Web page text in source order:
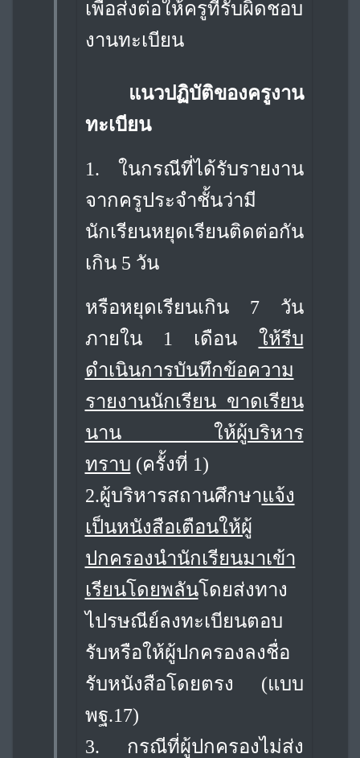
เพื่อส่งต่อให้ครูที่รับผิดชอบ
งานทะเบียน
แนวปฏิบัติของครูงาน
ทะเบียน
1.
ในกรณีที่ได้รับรายงาน
จากครูประจำชั้นว่ามี
นักเรียนหยุดเรียนติดต่อกัน
เกิน 5 วัน
หรือหยุดเรียนเกิน 7 วัน
ภายใน 1 เดือน ให้รีบ
ดำเนินการบันทึกข้อความ
รายงานนักเรียน ขาดเรียน
นาน ให้ผู้บริหาร
ทราบ (ครั้งที่ 1)
2.ผู้บริหารสถานศึกษาแจ้ง
เป็นหนังสือเตือนให้ผู้
ปกครองนำนักเรียนมาเข้า
เรียนโดยพลันโดยส่งทาง
ไปรษณีย์ลงทะเบียนตอบ
รับหรือให้ผู้ปกครองลงชื่อ
รับหนังสือโดยตรง (แบบ
พฐ.17)
3.
กรณีที่ผู้ปกครองไม่ส่ง